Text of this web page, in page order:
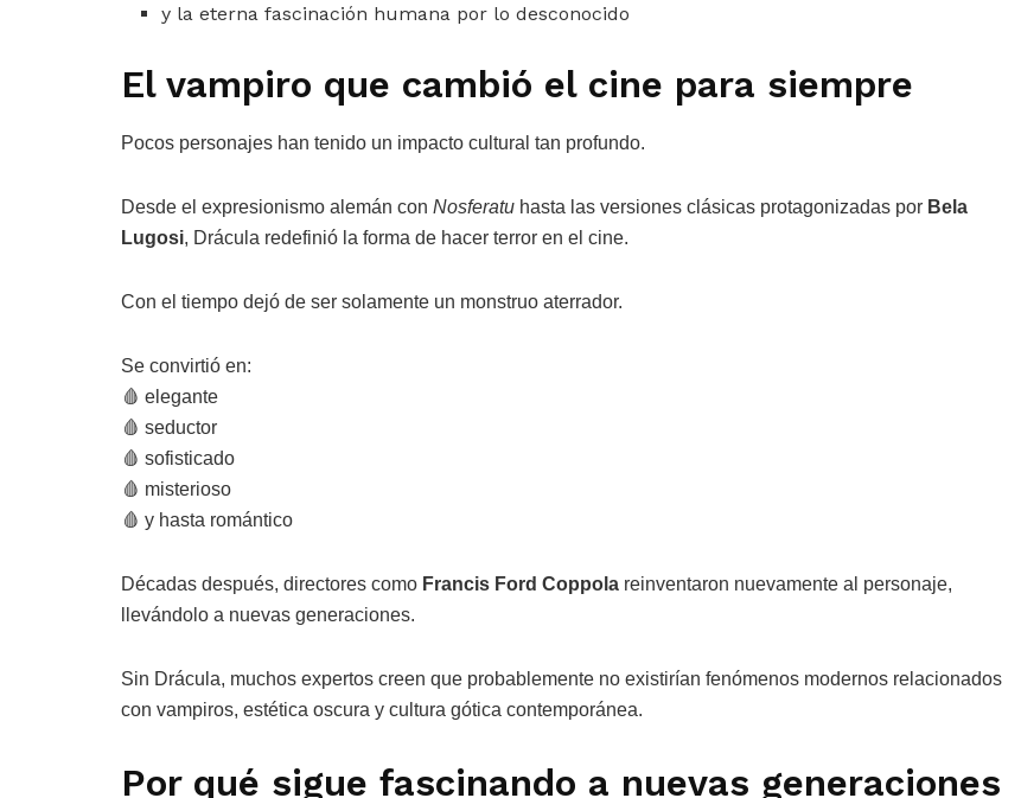
y la eterna fascinación humana por lo desconocido
El vampiro que cambió el cine para siempre
Pocos personajes han tenido un impacto cultural tan profundo.
Desde el expresionismo alemán con Nosferatu hasta las versiones clásicas protagonizadas por Bela
Lugosi, Drácula redefinió la forma de hacer terror en el cine.
Con el tiempo dejó de ser solamente un monstruo aterrador.
Se convirtió en:
🩸 elegante
🩸 seductor
🩸 sofisticado
🩸 misterioso
🩸 y hasta romántico
Décadas después, directores como Francis Ford Coppola reinventaron nuevamente al personaje,
llevándolo a nuevas generaciones.
Sin Drácula, muchos expertos creen que probablemente no existirían fenómenos modernos relacionados
con vampiros, estética oscura y cultura gótica contemporánea.
Por qué sigue fascinando a nuevas generaciones